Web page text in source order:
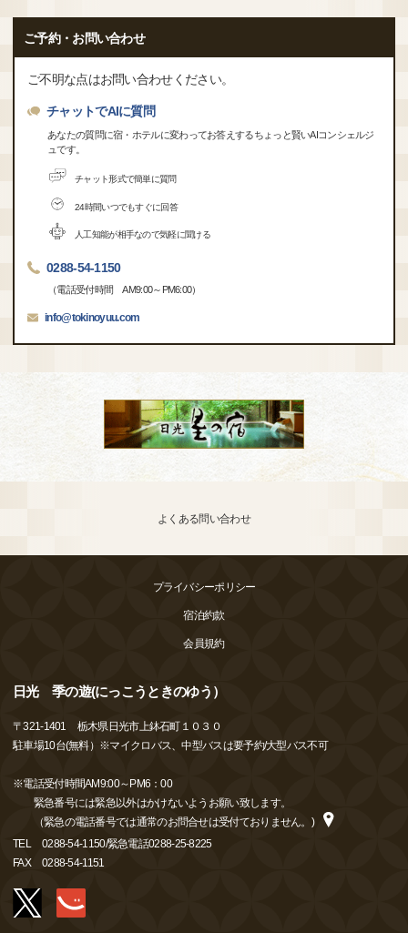
ご予約・お問い合わせ
ご不明な点はお問い合わせください。
チャットでAIに質問
あなたの質問に宿・ホテルに変わってお答えするちょっと賢いAIコンシェルジ
ュです。
チャット形式で簡単に質問
24時間いつでもすぐに回答
人工知能が相手なので気軽に聞ける
0288-54-1150
（電話受付時間 AM9:00～PM6:00）
info@tokinoyuu.com
よくある問い合わせ
プライバシーポリシー
宿泊約款
会員規約
日光 季の遊(にっこうときのゆう）
〒321-1401
栃木県日光市上鉢石町１０３０
駐車場10台(無料）※マイクロバス、中型バスは要予約/大型バス不可
※電話受付時間AM9:00～PM6：00
緊急番号には緊急以外はかけないようお願い致します。
（緊急の電話番号では通常のお問合せは受付ておりません。)
TEL
0288-54-1150/緊急電話0288-25-8225
FAX
0288-54-1151